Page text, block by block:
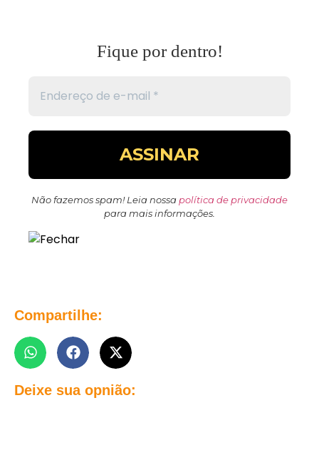
Fique por dentro!
Não fazemos spam! Leia nossa política de privacidade
para mais informações.
Compartilhe:
Deixe sua opnião: